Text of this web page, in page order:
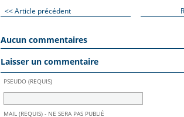
<< Article précédent
Aucun commentaires
Laisser un commentaire
PSEUDO (REQUIS)
MAIL (REQUIS) - NE SERA PAS PUBLIÉ